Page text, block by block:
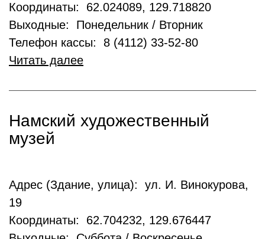
Координаты: 62.024089, 129.718820
Выходные: Понедельник / Вторник
Телефон кассы: 8 (4112) 33-52-80
Читать далее
Намский художественный
музей
Адрес (Здание, улица): ул. И. Винокурова,
19
Координаты: 62.704232, 129.676447